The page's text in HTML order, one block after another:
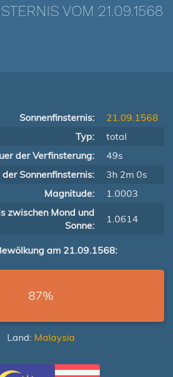
VOM 21.09.1568
Sonnenfinsternis:
21.09.1568
Typ:
total
der Verfinsterung:
49s
Sonnenfinsternis:
3h 2m 0s
Magnitude:
1.0003
zwischen Mond und
Sonne:
1.0614
am 21.09.1568:
87%
Land: Malaysia